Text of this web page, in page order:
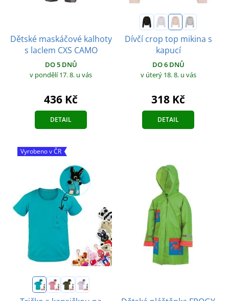
Dětské maskáčové kalhoty
s laclem CXS CAMO
DO 5 DNŮ
v pondělí 17. 8. u vás
436 Kč
DETAIL
Dívčí crop top mikina s
kapucí
DO 6 DNŮ
v úterý 18. 8. u vás
318 Kč
DETAIL
Vyrobeno v ČR